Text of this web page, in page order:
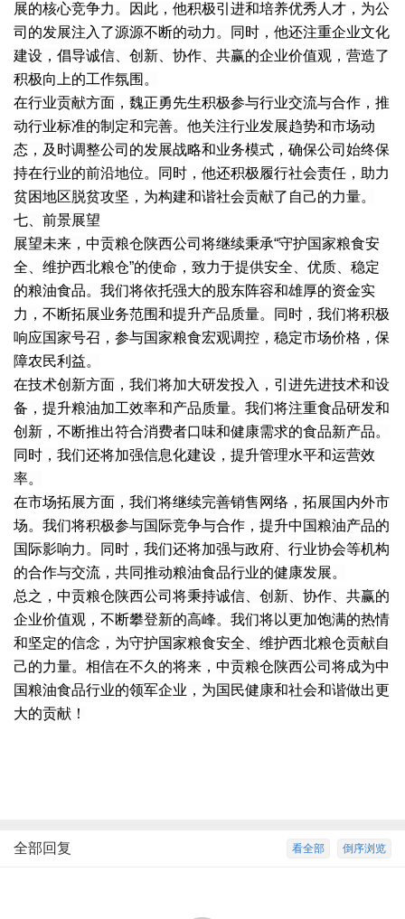
展的核心竞争力。因此，他积极引进和培养优秀人才，为公
司的发展注入了源源不断的动力。同时，他还注重企业文化
建设，倡导诚信、创新、协作、共赢的企业价值观，营造了
积极向上的工作氛围。
在行业贡献方面，魏正勇先生积极参与行业交流与合作，推
动行业标准的制定和完善。他关注行业发展趋势和市场动
态，及时调整公司的发展战略和业务模式，确保公司始终保
持在行业的前沿地位。同时，他还积极履行社会责任，助力
贫困地区脱贫攻坚，为构建和谐社会贡献了自己的力量。
七、前景展望
展望未来，中贡粮仓陕西公司将继续秉承“守护国家粮食安
全、维护西北粮仓”的使命，致力于提供安全、优质、稳定
的粮油食品。我们将依托强大的股东阵容和雄厚的资金实
力，不断拓展业务范围和提升产品质量。同时，我们将积极
响应国家号召，参与国家粮食宏观调控，稳定市场价格，保
障农民利益。
在技术创新方面，我们将加大研发投入，引进先进技术和设
备，提升粮油加工效率和产品质量。我们将注重食品研发和
创新，不断推出符合消费者口味和健康需求的食品新产品。
同时，我们还将加强信息化建设，提升管理水平和运营效
率。
在市场拓展方面，我们将继续完善销售网络，拓展国内外市
场。我们将积极参与国际竞争与合作，提升中国粮油产品的
国际影响力。同时，我们还将加强与政府、行业协会等机构
的合作与交流，共同推动粮油食品行业的健康发展。
总之，中贡粮仓陕西公司将秉持诚信、创新、协作、共赢的
企业价值观，不断攀登新的高峰。我们将以更加饱满的热情
和坚定的信念，为守护国家粮食安全、维护西北粮仓贡献自
己的力量。相信在不久的将来，中贡粮仓陕西公司将成为中
国粮油食品行业的领军企业，为国民健康和社会和谐做出更
大的贡献！
倒序浏览
看全部
全部回复